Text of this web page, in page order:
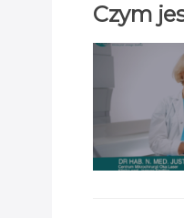
Czym